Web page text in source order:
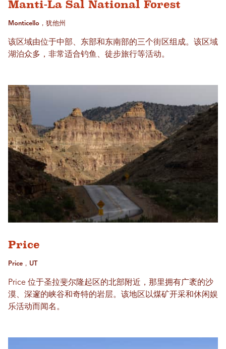
Manti-La Sal National Forest
Monticello，犹他州
该区域由位于中部、东部和东南部的三个街区组成。该区域
湖泊众多，非常适合钓鱼、徒步旅行等活动。
Price
Price，UT
Price 位于圣拉斐尔隆起区的北部附近，那里拥有广袤的沙
漠、深邃的峡谷和奇特的岩层。该地区以煤矿开采和休闲娱
乐活动而闻名。